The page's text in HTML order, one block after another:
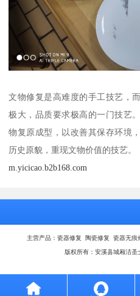
文物修复是高难度的手工技艺，
极大，品质要求极高的一门技艺
物复原成型，以改善其保存环境
历史原貌，重现文物价值的技艺。
m.yicicao.b2b168.com
主营产品：瓷器修复 陶瓷修复 瓷器无
版权所有：安溪县城厢洁